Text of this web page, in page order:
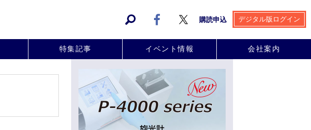
購読申込 デジタル版ログイン
特集記事 イベント情報 会社案内